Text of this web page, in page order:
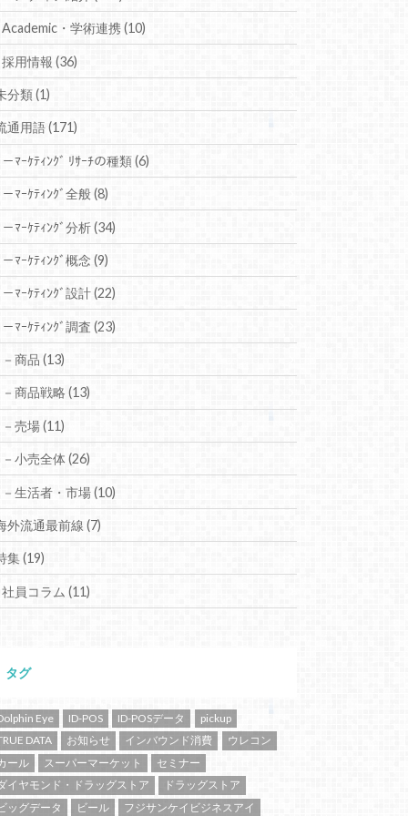
Academic・学術連携(10)
採用情報 (36)
分類(1)
通用語(171)
－ﾏｰｹﾃｨﾝｸﾞ ﾘｻｰﾁの種類(6)
－ﾏｰｹﾃｨﾝｸﾞ全般(8)
－ﾏｰｹﾃｨﾝｸﾞ分析(34)
－ﾏｰｹﾃｨﾝｸﾞ概念 (9)
－ﾏｰｹﾃｨﾝｸﾞ設計(22)
－ﾏｰｹﾃｨﾝｸﾞ調査 (23)
－商品 (13)
－商品戦略 (13)
－売場(11)
－小売全体(26)
－生活者・市場(10)
外流通最前線(7)
集(19)
社員コラム (11)
タグ
Eye ID-POS ID-POSデータ
pickup
DATA
お知らせ インバウンド消費
ウレコン
ール
スーパーマーケット
セミナー
イヤモンド・ドラッグストア
ドラッグストア
ッグデータ
ビール フジサンケイビジネスアイ